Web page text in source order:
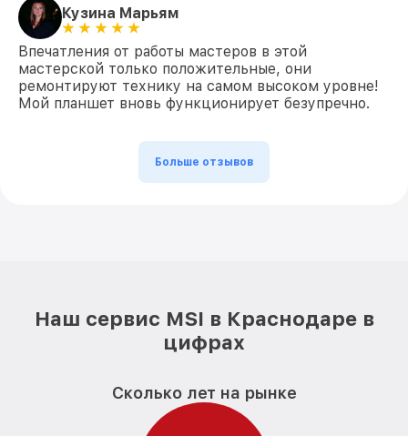
Кузина Марьям
Впечатления от работы мастеров в этой
мастерской только положительные, они
ремонтируют технику на самом высоком уровне!
Мой планшет вновь функционирует безупречно.
Больше отзывов
Наш сервис MSI в Краснодаре в
цифрах
Сколько лет на рынке